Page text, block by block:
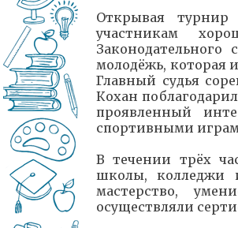
Открывая
участникам
молодёжь, которая
Главный судья
Кохан
проявленный
спортивными
В течении трёх
школы, колледжи
мастерство,
осуществляли